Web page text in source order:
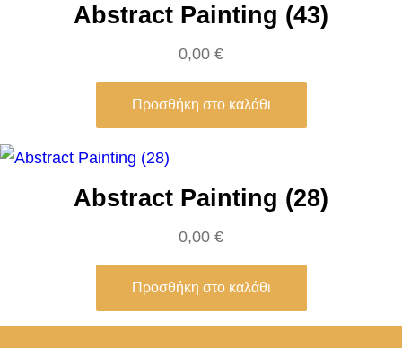
Abstract Painting (43)
0,00 €
Προσθήκη στο καλάθι
Abstract Painting (28)
0,00 €
Προσθήκη στο καλάθι